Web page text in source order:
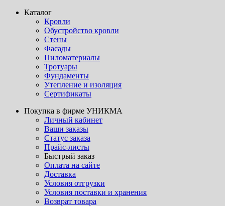
Каталог
Кровли
Обустройство кровли
Стены
Фасады
Пиломатериалы
Тротуары
Фундаменты
Утепление и изоляция
Сертификаты
Покупка в фирме УНИКМА
Личный кабинет
Ваши заказы
Статус заказа
Прайс-листы
Быстрый заказ
Оплата на сайте
Доставка
Условия отгрузки
Условия поставки и хранения
Возврат товара